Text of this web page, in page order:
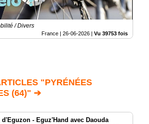
/ Divers
France | 26-06-2026 | Vu 39753 fois
"PYRÉNÉES
(64)" ➔
- Eguz'Hand avec Daouda